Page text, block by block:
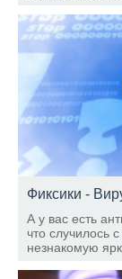
расскажет!
Фиксики -
А у вас есть
что случилось
незнакомую